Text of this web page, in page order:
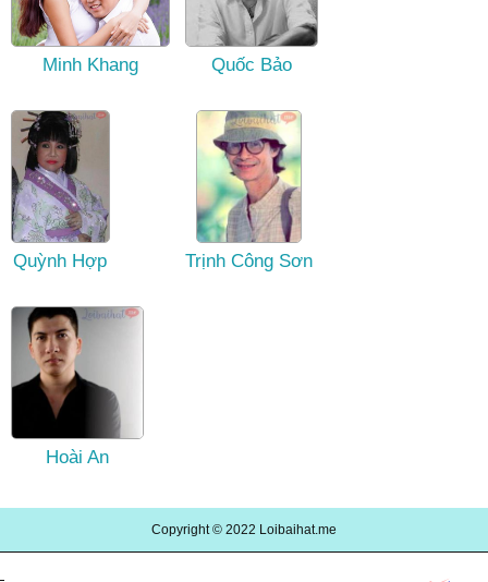
Minh Khang Quốc Bảo
Quỳnh Hợp Trịnh Công Sơn
Hoài An
Copyright © 2022 Loibaihat.me